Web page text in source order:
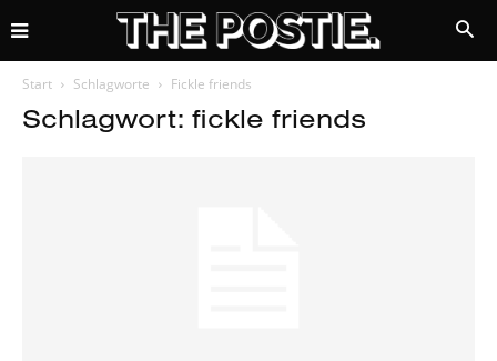
Start Schlagworte Fickle friends
Schlagwort: fickle friends